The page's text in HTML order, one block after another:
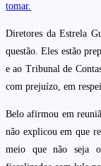
tomar.
Diretores da Estrela
questão. Eles estão
e ao Tribunal de
com prejuízo, em
Belo afirmou em
não explicou em que
meio que não seja